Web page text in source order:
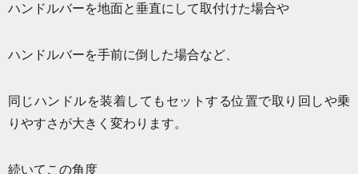
ハンドルバーを地面と垂直にして取付けた場合や
ハンドルバーを手前に倒した場合など、
同じハンドルを装着してもセットする位置で取り回しや乗
りやすさが大きく変わります。
続いてこの角度